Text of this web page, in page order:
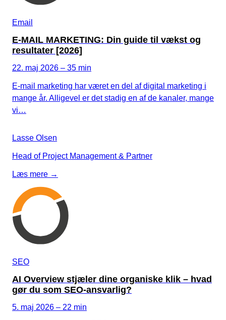
Email
E-MAIL MARKETING: Din guide til vækst og
resultater [2026]
22. maj 2026 – 35 min
E-mail marketing har været en del af digital marketing i
mange år. Alligevel er det stadig en af de kanaler, mange
vi…
Lasse Olsen
Head of Project Management & Partner
Læs mere →
SEO
AI Overview stjæler dine organiske klik – hvad
gør du som SEO-ansvarlig?
5. maj 2026 – 22 min